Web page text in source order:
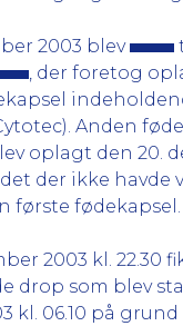
2003 blev
, der foretog
Anden
oplagt den 20.
idet der ikke havde
første fødekapsel.
2003 kl. 22.30
drop som blev
kl. 06.10 på